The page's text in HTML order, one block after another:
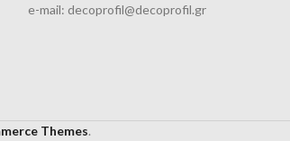
e-mail: decoprofil@decoprofil.gr
Themes.